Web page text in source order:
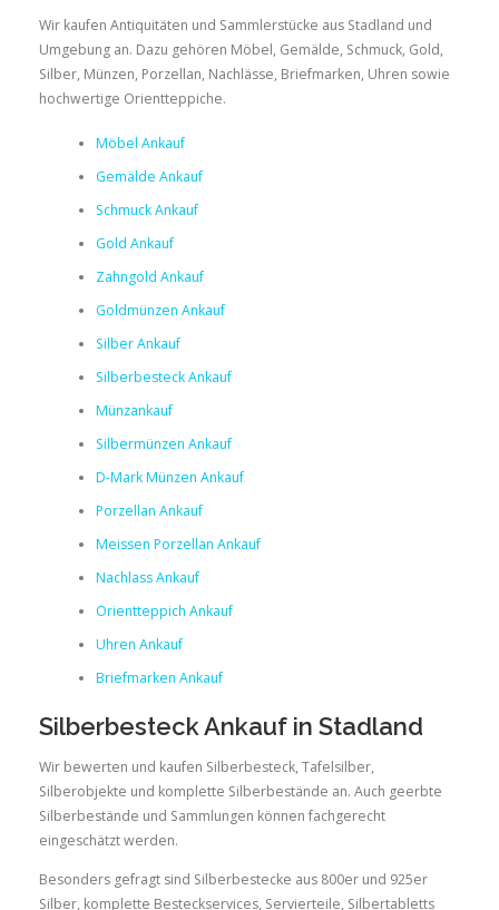
Wir kaufen Antiquitäten und Sammlerstücke aus Stadland und
Umgebung an. Dazu gehören Möbel, Gemälde, Schmuck, Gold,
Silber, Münzen, Porzellan, Nachlässe, Briefmarken, Uhren sowie
hochwertige Orientteppiche.
Möbel Ankauf
Gemälde Ankauf
Schmuck Ankauf
Gold Ankauf
Zahngold Ankauf
Goldmünzen Ankauf
Silber Ankauf
Silberbesteck Ankauf
Münzankauf
Silbermünzen Ankauf
D-Mark Münzen Ankauf
Porzellan Ankauf
Meissen Porzellan Ankauf
Nachlass Ankauf
Orientteppich Ankauf
Uhren Ankauf
Briefmarken Ankauf
Silberbesteck Ankauf in Stadland
Wir bewerten und kaufen Silberbesteck, Tafelsilber,
Silberobjekte und komplette Silberbestände an. Auch geerbte
Silberbestände und Sammlungen können fachgerecht
eingeschätzt werden.
Besonders gefragt sind Silberbestecke aus 800er und 925er
Silber, komplette Besteckservices, Servierteile, Silbertabletts